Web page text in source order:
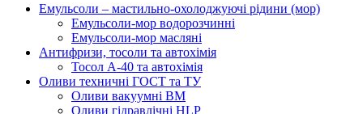
Емульсоли – мастильно-охолоджуючі рідини (мор)
Емульсоли-мор водорозчинні
Емульсоли-мор масляні
Антифризи, тосоли та автохімія
Тосол А-40 та автохімія
Оливи техничні ГОСТ та ТУ
Оливи вакуумні ВМ
Оливи гідравлічні HLP